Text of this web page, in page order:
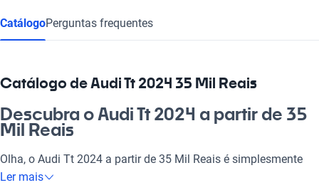
CatálogoPerguntas frequentes
Catálogo de Audi Tt 2024 35 Mil Reais
Descubra o Audi Tt 2024 a partir de 35
Mil Reais
Olha, o Audi Tt 2024 a partir de 35 Mil Reais é simplesmente
irresistível! Se você está buscando emoção ao dirigir, este carro
Ler mais